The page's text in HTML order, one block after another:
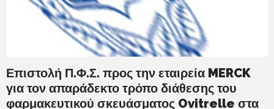
Επιστολή Π.Φ.Σ. προς την εταιρεία MERCK
για τον απαράδεκτο τρόπο διάθεσης του
φαρμακευτικού σκευάσματος Ovitrelle στα